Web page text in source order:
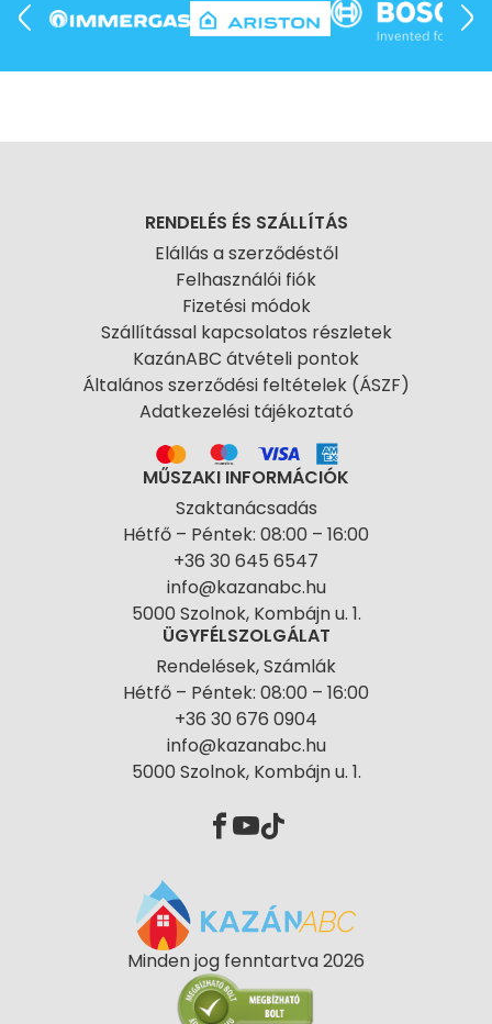
RENDELÉS ÉS SZÁLLÍTÁS
Elállás a szerződéstől
Felhasználói fiók
Fizetési módok
Szállítással kapcsolatos részletek
KazánABC átvételi pontok
Általános szerződési feltételek (ÁSZF)
Adatkezelési tájékoztató
MŰSZAKI INFORMÁCIÓK
Szaktanácsadás
Hétfő – Péntek: 08:00 – 16:00
+36 30 645 6547
info@kazanabc.hu
5000 Szolnok, Kombájn u. 1.
ÜGYFÉLSZOLGÁLAT
Rendelések, Számlák
Hétfő – Péntek: 08:00 – 16:00
+36 30 676 0904
info@kazanabc.hu
5000 Szolnok, Kombájn u. 1.
Minden jog fenntartva 2026